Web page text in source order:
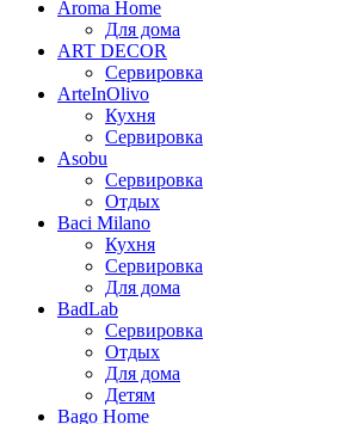
Aroma Home
Для дома
ART DECOR
Сервировка
ArteInOlivo
Кухня
Сервировка
Asobu
Сервировка
Отдых
Baci Milano
Кухня
Сервировка
Для дома
BadLab
Сервировка
Отдых
Для дома
Детям
Bago Home